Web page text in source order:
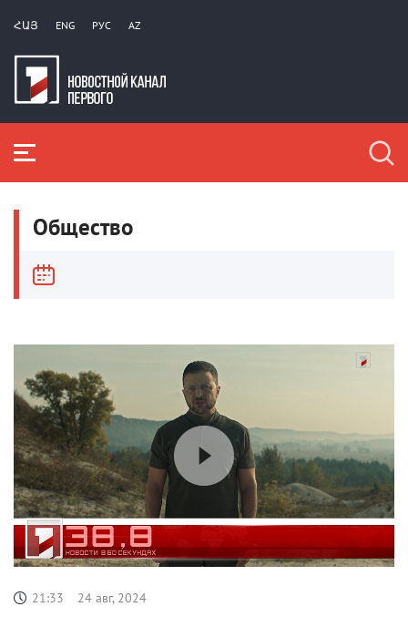
ՀԱՅ ENG РУС AZ
Общество
21:33 24 авг, 2024